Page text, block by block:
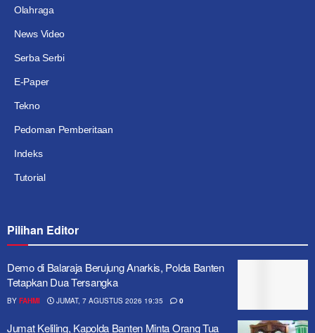
Olahraga
News Video
Serba Serbi
E-Paper
Tekno
Pedoman Pemberitaan
Indeks
Tutorial
Pilihan Editor
Demo di Balaraja Berujung Anarkis, Polda Banten
Tetapkan Dua Tersangka
BY FAHMI JUMAT, 7 AGUSTUS 2026 19:35 0
Jumat Keliling, Kapolda Banten Minta Orang Tua